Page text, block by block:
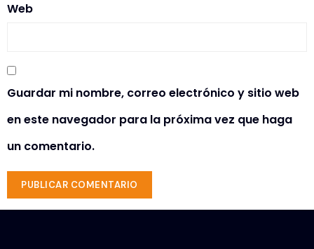
Web
Guardar mi nombre, correo electrónico y sitio web
en este navegador para la próxima vez que haga
un comentario.